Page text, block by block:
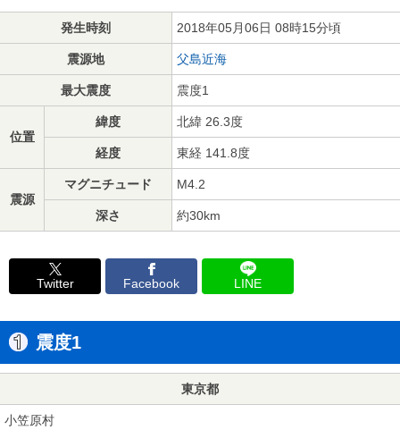
発生時刻 2018年05月06日 08時15分頃
震源地 父島近海
最大震度 震度1
位置
緯度 北緯 26.3度
経度 東経 141.8度
震源
マグニチュード M4.2
深さ 約30km
Twitter Facebook LINE
震度1
東京都
小笠原村